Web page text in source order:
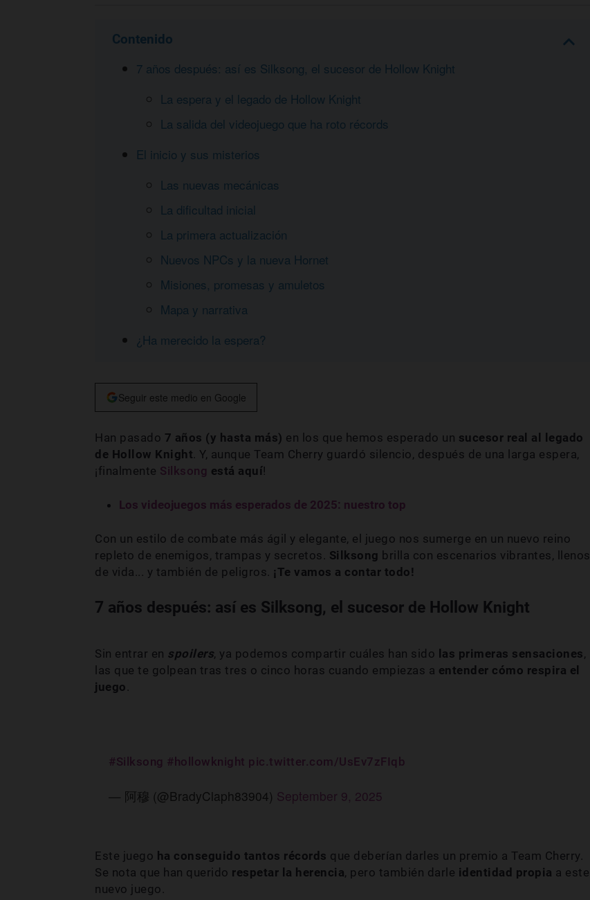
Contenido
7 años después: así es Silksong, el sucesor de Hollow Knight
La espera y el legado de Hollow Knight
La salida del videojuego que ha roto récords
El inicio y sus misterios
Las nuevas mecánicas
La dificultad inicial
La primera actualización
Nuevos NPCs y la nueva Hornet
Misiones, promesas y amuletos
Mapa y narrativa
¿Ha merecido la espera?
Seguir este medio en Google
Han pasado 7 años (y hasta más) en los que hemos esperado un sucesor real al legado
de Hollow Knight . Y, aunque Team Cherry guardó silencio, después de una larga espera,
¡finalmente Silksong está aquí!
Los videojuegos más esperados de 2025: nuestro top
Con un estilo de combate más ágil y elegante, el juego nos sumerge en un nuevo reino
repleto de enemigos, trampas y secretos. Silksong brilla con escenarios vibrantes, llenos
de vida... y también de peligros. ¡Te vamos a contar todo!
7 años después: así es Silksong, el sucesor de Hollow Knight
Sin entrar en spoilers, ya podemos compartir cuáles han sido las primeras sensaciones,
las que te golpean tras tres o cinco horas cuando empiezas a entender cómo respira el
juego
#Silksong #hollowknight pic.twitter.com/UsEv7zFIqb
— 阿穆 (@BradyClaph83904) September 9, 2025
Este juego ha conseguido tantos récords que deberían darles un premio a Team Cherry.
Se nota que han querido respetar la herencia, pero también darle identidad propia a este
nuevo juego.